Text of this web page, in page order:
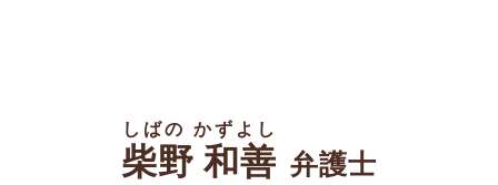
柴野 和善
しばの かずよし
弁護士